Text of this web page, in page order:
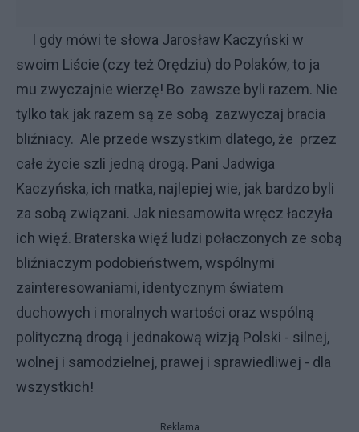
I gdy mówi te słowa Jarosław Kaczyński w
swoim Liście (czy też Orędziu) do Polaków, to ja
mu zwyczajnie wierzę! Bo zawsze byli razem. Nie
tylko tak jak razem są ze sobą zazwyczaj bracia
bliźniacy. Ale przede wszystkim dlatego, że przez
całe życie szli jedną drogą. Pani Jadwiga
Kaczyńska, ich matka, najlepiej wie, jak bardzo byli
za sobą związani. Jak niesamowita wręcz łaczyła
ich więź. Braterska więź ludzi połaczonych ze sobą
bliźniaczym podobieństwem, wspólnymi
zainteresowaniami, identycznym światem
duchowych i moralnych wartości oraz wspólną
polityczną drogą i jednakową wizją Polski - silnej,
wolnej i samodzielnej, prawej i sprawiedliwej - dla
wszystkich!
Reklama